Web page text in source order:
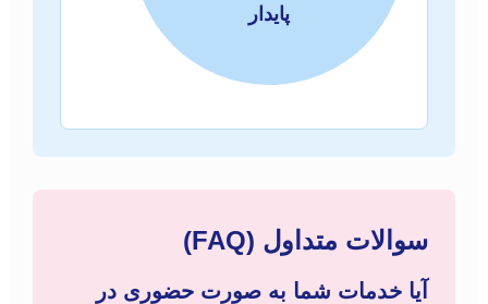
پایدار
سوالات متداول (FAQ)
آیا خدمات شما به صورت حضوری در